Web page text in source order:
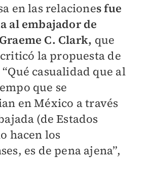
en las relaciones fue
al embajador de
C. Clark, que
la propuesta de
casualidad que al
que se
en México a través
(de Estados
hacen los
es de pena ajena”,